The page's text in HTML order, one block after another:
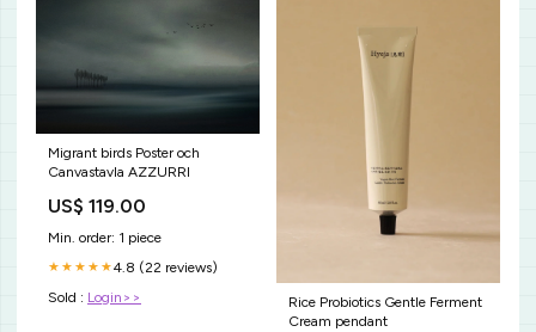
Migrant birds Poster och
Canvastavla AZZURRI
US$ 119.00
Min. order: 1 piece
★★★★★4.8 (22 reviews)
Sold : Login>>
Rice Probiotics Gentle Ferment
Cream pendant